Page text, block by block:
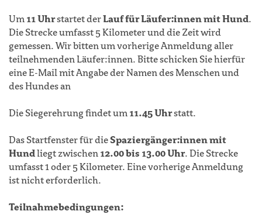
Um11 Uhrstartet derLauf für Läufer:innen mit Hund.
Die Strecke umfasst 5 Kilometer und die Zeit wird
gemessen. Wir bitten um vorherige Anmeldung aller
teilnehmenden Läufer:innen. Bitte schicken Sie hierfür
eine E-Mail mit Angabe der Namen des Menschen und
des Hundes an
Die Siegerehrung findet um11.45 Uhrstatt.
Das Startfenster für dieSpaziergänger:innen mit
Hundliegt zwischen 12.00 bis 13.00 Uhr. Die Strecke
umfasst 1 oder 5 Kilometer. Eine vorherige Anmeldung
ist nicht erforderlich.
Teilnahmebedingungen: